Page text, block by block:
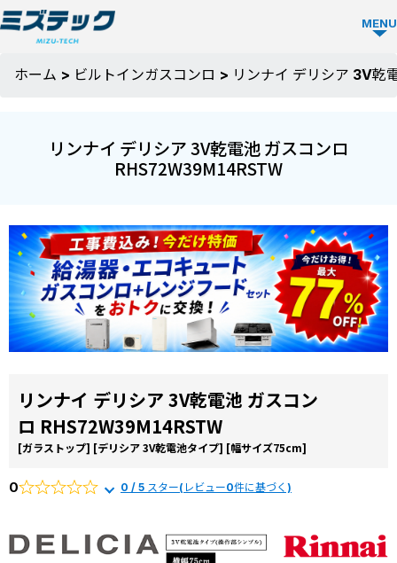
MENU
ガス
TOP
テッ
クの
強み
選ば
理由
施工
お役
コラ
ム
よく
質問
ホーム > ビルトインガスコンロ > リンナイ デリシア 3V乾
リンナイ デリシア 3V乾電池 ガスコンロ
RHS72W39M14RSTW
リンナイ デリシア 3V乾電池 ガスコン
ロ RHS72W39M14RSTW
[ガラストップ] [デリシア 3V乾電池タイプ] [幅サイズ75cm]
0 0 / 5 スター(レビュー0件に基づく)